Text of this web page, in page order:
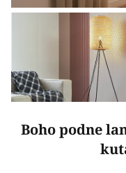
Boho podne